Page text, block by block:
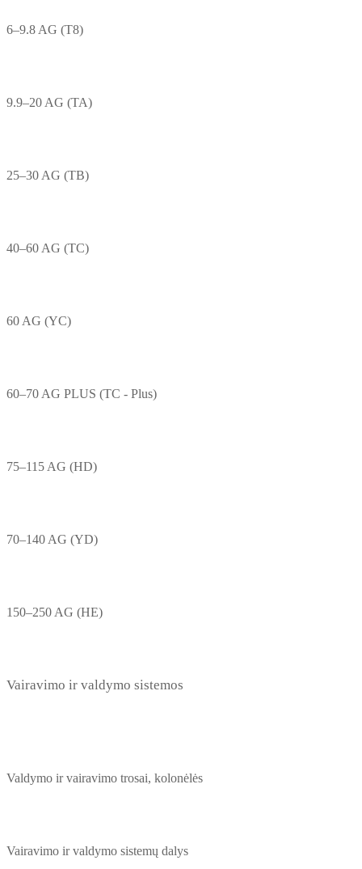
6–9.8 AG (T8)
9.9–20 AG (TA)
25–30 AG (TB)
40–60 AG (TC)
60 AG (YC)
60–70 AG PLUS (TC - Plus)
75–115 AG (HD)
70–140 AG (YD)
150–250 AG (HE)
Vairavimo ir valdymo sistemos
Valdymo ir vairavimo trosai, kolonėlės
Vairavimo ir valdymo sistemų dalys